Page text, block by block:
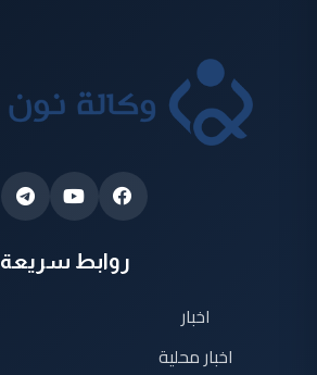
روابط سريعة
اخبار
اخبار محلية